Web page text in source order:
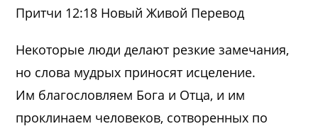
Притчи 12:18 Новый Живой Перевод
Некоторые люди делают резкие замечания,
но слова мудрых приносят исцеление.
Им благословляем Бога и Отца, и им
проклинаем человеков, сотворенных по